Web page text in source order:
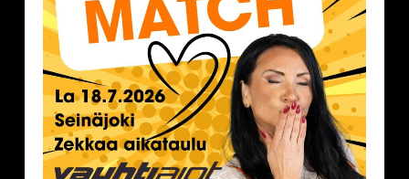
18.7.2026,
klo
16.30-
17.30
VAUHTIAJOT